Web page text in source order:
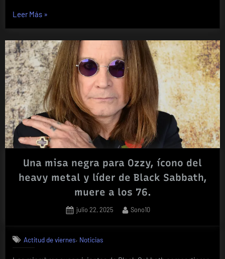
Leer Más«Unas
de
rocío
en
el
jardín
de
Deee-
Lite»
»
Una misa negra para Ozzy, ícono del
heavy metal y líder de Black Sabbath,
muere a los 76.
Posted
julio 22, 2025 By
Sono10
Actitud de viernes, Noticias